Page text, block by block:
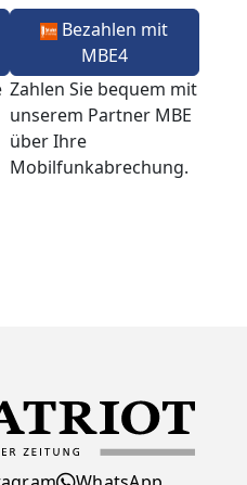
Bezahlen mit
MBE4
Zahlen Sie bequem mit
unserem Partner MBE
über Ihre
Mobilfunkabrechung.